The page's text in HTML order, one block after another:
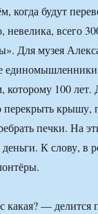
когда будут
невелика, всего
Для музея
которому 100 лет.
крышу,
печки. На
К слову, в
какая? — делится